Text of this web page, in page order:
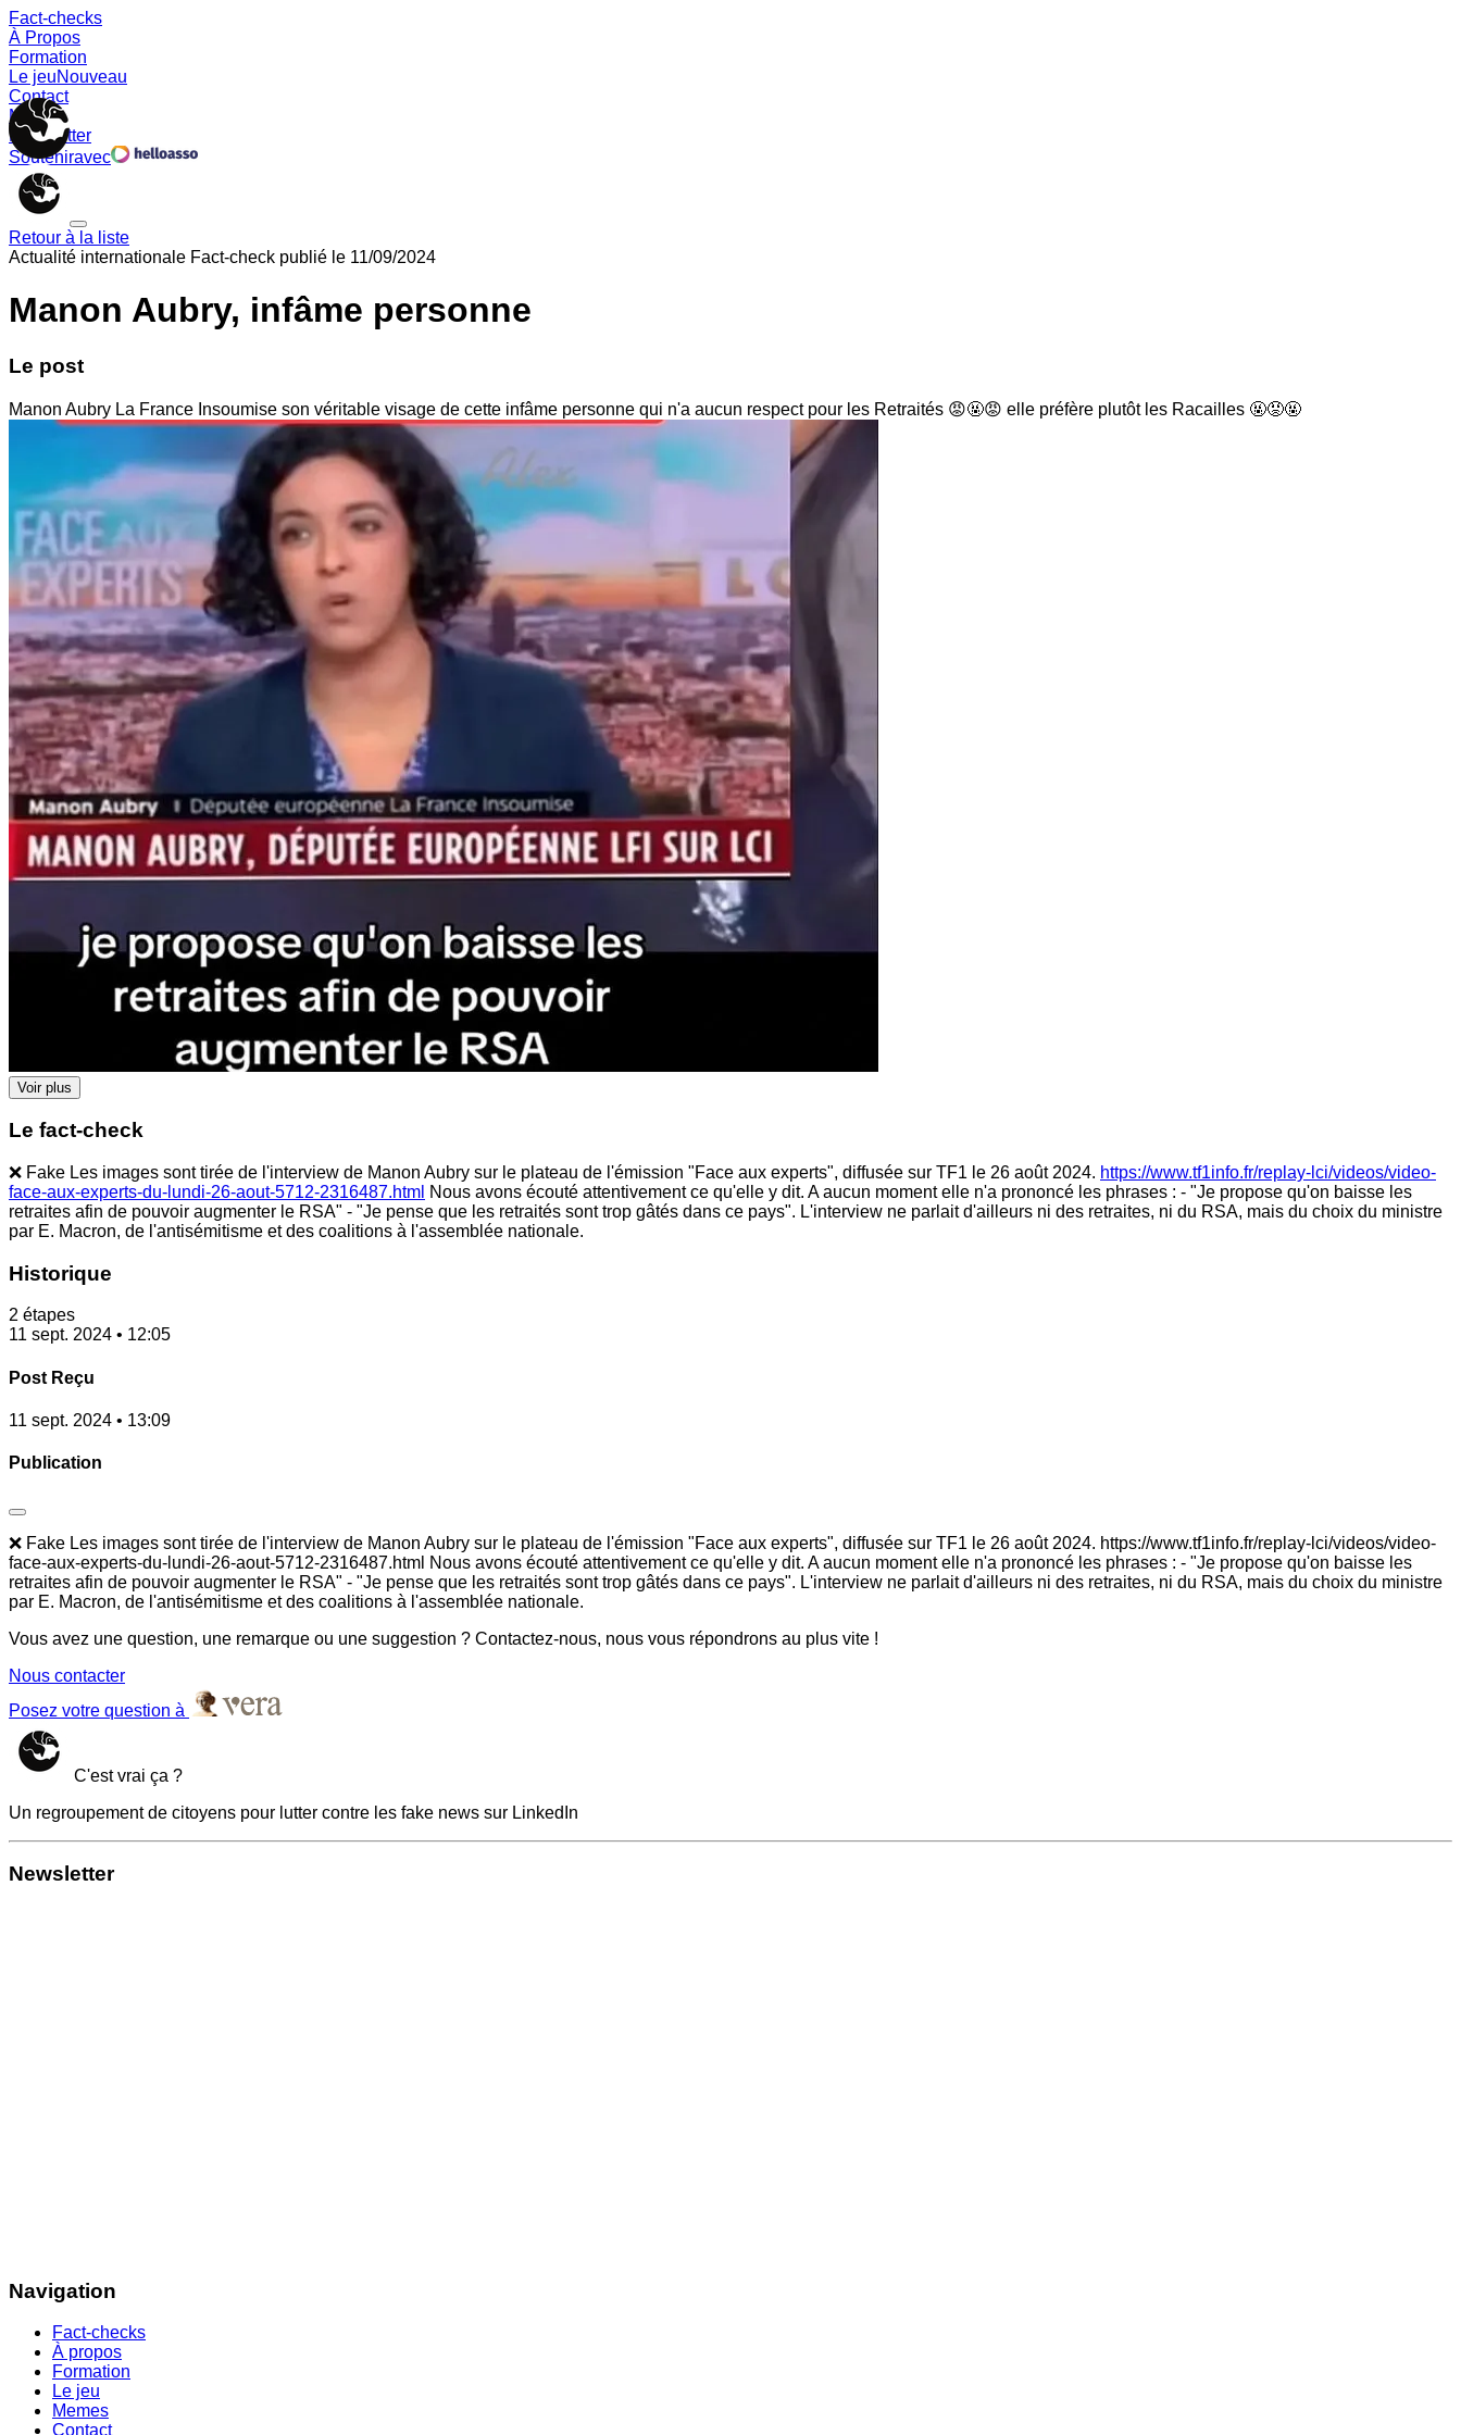
Fact-checks
À Propos
Formation
Le jeuNouveau
Contact
Memes
Newsletter
Souteniravec
Retour à la liste
Actualité internationale Fact-check publié le 11/09/2024
Manon Aubry, infâme personne
Le post
Manon Aubry La France Insoumise son véritable visage de cette infâme personne qui n'a aucun respect pour les Retraités 😡🤬😡 elle préfère plutôt les Racailles 🤬😡🤬
Voir plus
Le fact-check
❌ Fake Les images sont tirée de l'interview de Manon Aubry sur le plateau de l'émission "Face aux experts", diffusée sur TF1 le 26 août 2024. https://www.tf1info.fr/replay-lci/videos/video-
face-aux-experts-du-lundi-26-aout-5712-2316487.html Nous avons écouté attentivement ce qu'elle y dit. A aucun moment elle n'a prononcé les phrases : - "Je propose qu'on baisse les
retraites afin de pouvoir augmenter le RSA" - "Je pense que les retraités sont trop gâtés dans ce pays". L'interview ne parlait d'ailleurs ni des retraites, ni du RSA, mais du choix du ministre
par E. Macron, de l'antisémitisme et des coalitions à l'assemblée nationale.
Historique
2 étapes
11 sept. 2024 • 12:05
Post Reçu
11 sept. 2024 • 13:09
Publication
❌ Fake Les images sont tirée de l'interview de Manon Aubry sur le plateau de l'émission "Face aux experts", diffusée sur TF1 le 26 août 2024. https://www.tf1info.fr/replay-lci/videos/video-
face-aux-experts-du-lundi-26-aout-5712-2316487.html Nous avons écouté attentivement ce qu'elle y dit. A aucun moment elle n'a prononcé les phrases : - "Je propose qu'on baisse les
retraites afin de pouvoir augmenter le RSA" - "Je pense que les retraités sont trop gâtés dans ce pays". L'interview ne parlait d'ailleurs ni des retraites, ni du RSA, mais du choix du ministre
par E. Macron, de l'antisémitisme et des coalitions à l'assemblée nationale.
Vous avez une question, une remarque ou une suggestion ? Contactez-nous, nous vous répondrons au plus vite !
Nous contacter
Posez votre question à
C'est vrai ça ?
Un regroupement de citoyens pour lutter contre les fake news sur LinkedIn
Newsletter
Navigation
Fact-checks
À propos
Formation
Le jeu
Memes
Contact